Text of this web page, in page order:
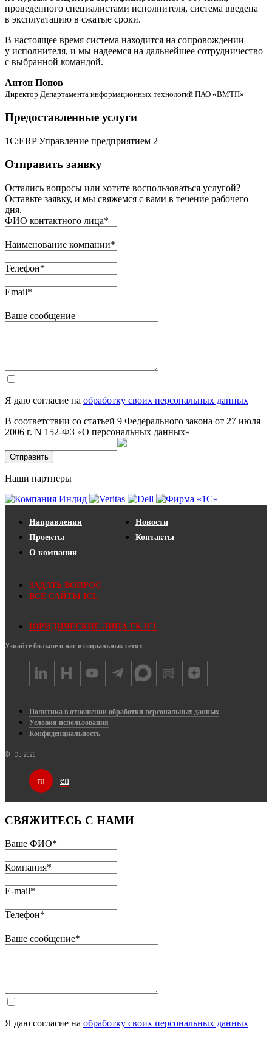
проведенного специалистами исполнителя, система введена
в эксплуатацию в сжатые сроки.
В настоящее время система находится на сопровождении
у исполнителя, и мы надеемся на дальнейшее сотрудничество
с выбранной командой.
Антон Попов
Директор Департамента информационных технологий ПАО «ВМТП»
Предоставленные услуги
1С:ERP Управление предприятием 2
Отправить заявку
Остались вопросы или хотите воспользоваться услугой?
Оставьте заявку, и мы свяжемся с вами в течение рабочего
дня.
ФИО контактного лица*
Наименование компании*
Телефон*
Email*
Ваше сообщение
Я даю согласие на обработку своих персональных данных
В соответствии со статьей 9 Федерального закона от 27 июля
2006 г. N 152-ФЗ «О персональных данных»
Отправить
Наши партнеры
Направления
Проекты
О компании
Новости
Контакты
ЗАДАТЬ ВОПРОС
ВСЕ САЙТЫ ICL
ЮРИДИЧЕСКИЕ ЛИЦА ГК ICL
Узнайте больше о нас в социальных сетях
Политика в отношении обработки персональных данных
Условия использования
Конфиденциальность
© ICL 2026
ru en
СВЯЖИТЕСЬ С НАМИ
Ваше ФИО*
Компания*
E-mail*
Телефон*
Ваше сообщение*
Я даю согласие на обработку своих персональных данных